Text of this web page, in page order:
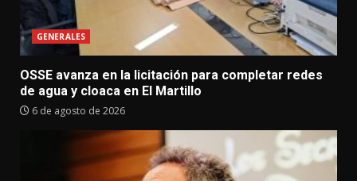
GENERALES
OSSE avanza en la licitación para completar redes
de agua y cloaca en El Martillo
6 de agosto de 2026